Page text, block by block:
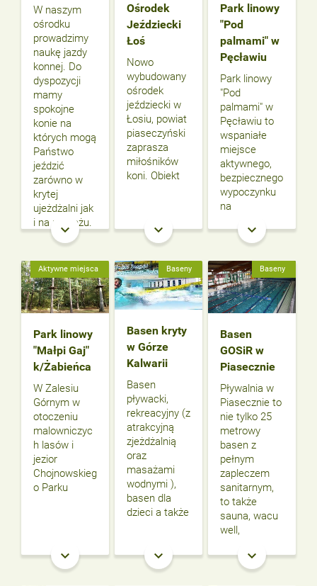
W naszym
ośrodku
prowadzimy
naukę jazdy
konnej. Do
dyspozycji
mamy
spokojne
konie na
których mogą
Państwo
jeździć
zarówno w
krytej
ujeżdżalni jak
i na maneżu.
Wyjeżdżamy
keyboard_arrow_down
Ośrodek
Jeździecki
Łoś
Nowo
wybudowany
ośrodek
jeździecki w
Łosiu, powiat
piaseczyński
zaprasza
miłośników
koni. Obiekt
keyboard_arrow_down
Park linowy
"Pod
palmami" w
Pęcławiu
Park linowy
"Pod
palmami" w
Pęcławiu to
wspaniałe
miejsce
aktywnego,
bezpiecznego
wypoczynku
na
keyboard_arrow_down
Aktywne miejsca
Park linowy
"Małpi Gaj"
k/Żabieńca
W Zalesiu
Górnym w
otoczeniu
malowniczyc
h lasów i
jezior
Chojnowskieg
o Parku
keyboard_arrow_down
Baseny
Basen kryty
w Górze
Kalwarii
Basen
pływacki,
rekreacyjny (z
atrakcyjną
zjeżdżalnią
oraz
masażami
wodnymi ),
basen dla
dzieci a także
keyboard_arrow_down
Baseny
Basen
GOSiR w
Piasecznie
Pływalnia w
Piasecznie to
nie tylko 25
metrowy
basen z
pełnym
zapleczem
sanitarnym,
to także
sauna, wacu
well,
keyboard_arrow_down